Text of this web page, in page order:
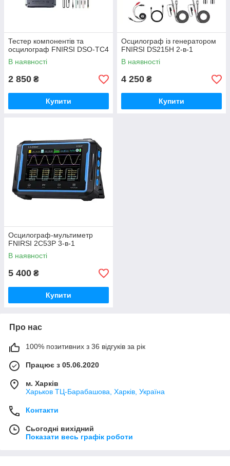
Тестер компонентів та
осцилограф FNIRSI DSO-TC4
В наявності
2 850 ₴
Купити
Осцилограф із генератором
FNIRSI DS215H 2-в-1
В наявності
4 250 ₴
Купити
Осцилограф-мультиметр
FNIRSI 2C53P 3-в-1
В наявності
5 400 ₴
Купити
Про нас
100% позитивних з 36 відгуків за рік
Працює з 05.06.2020
м. Харків
Харьков ТЦ-Барабашова, Харків, Україна
Контакти
Сьогодні вихідний
Показати весь графік роботи